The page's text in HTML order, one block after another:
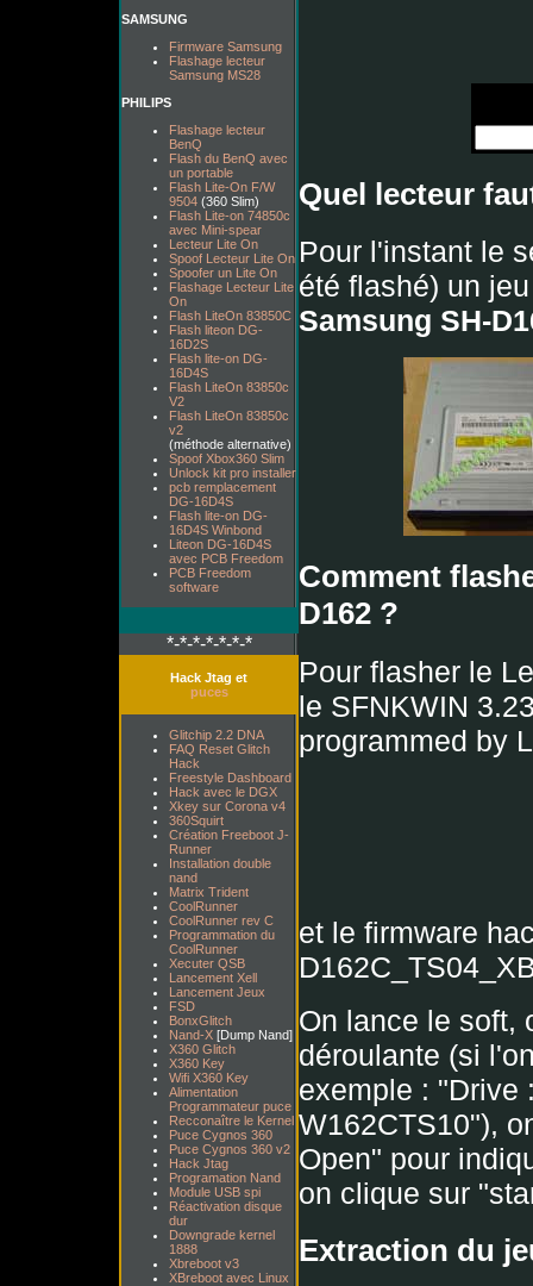
SAMSUNG
Firmware Samsung
Flashage lecteur
Samsung MS28
PHILIPS
Flashage lecteur
BenQ
Flash du BenQ avec
un portable
Flash Lite-On F/W
9504 (360 Slim)
Flash Lite-on 74850c
avec Mini-spear
Lecteur Lite On
Spoof Lecteur Lite On
Spoofer un Lite On
Flashage Lecteur Lite
On
Flash LiteOn 83850C
Flash liteon DG-
16D2S
Flash lite-on DG-
16D4S
Flash LiteOn 83850c
V2
Flash LiteOn 83850c
v2
(méthode alternative)
Spoof Xbox360 Slim
Unlock kit pro installer
pcb remplacement
DG-16D4S
Flash lite-on DG-
16D4S Winbond
Liteon DG-16D4S
avec PCB Freedom
PCB Freedom
software
*-*-*-*-*-*-*
Hack Jtag et
puces
Glitchip 2.2 DNA
FAQ Reset Glitch
Hack
Freestyle Dashboard
Hack avec le DGX
Xkey sur Corona v4
360Squirt
Création Freeboot J-
Runner
Installation double
nand
Matrix Trident
CoolRunner
CoolRunner rev C
Programmation du
CoolRunner
Xecuter QSB
Lancement Xell
Lancement Jeux
FSD
BonxGlitch
Nand-X [Dump Nand]
X360 Glitch
X360 Key
Wifi X360 Key
Alimentation
Programmateur puce
Recconaître le Kernel
Puce Cygnos 360
Puce Cygnos 360 v2
Hack Jtag
Programation Nand
Module USB spi
Réactivation disque
dur
Downgrade kernel
1888
Xbreboot v3
XBreboot avec Linux
Quel lecteur
Pour l'instant le
été flashé) un
Samsung SH-
Comment
D162 ?
Pour flasher le
le SFNKWIN
programmed by
et le firmware
On lance le soft,
déroulante (si
exemple : "Drive
W162CTS10"),
Open" pour
on clique sur
Extraction du